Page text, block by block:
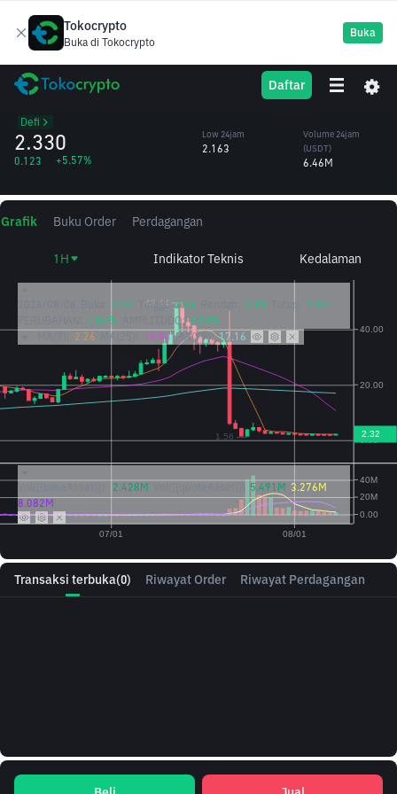
Tokocrypto
Buka di Tokocrypto
Buka
Daftar
DEXE DeXe
Defi
2.330
0.123 +5.57%
Low 24jam
2.163
Volume 24jam
(DEXE)
Volume 24jam
(USDT)
6.46M
Transaksi terbuka(0) Riwayat Order Riwayat Perdagangan
Grafik Buku Order Perdagangan
1H Indikator Teknis Kedalaman
2.22 Tinggi: 2.34 2.18 Tutup:
2.32
4.87% AMPLITUDO: 6.53%
2.26 MA(25): 10.83 MA(99): 17.16
2.428M 5.491M 3.276M
8.082M